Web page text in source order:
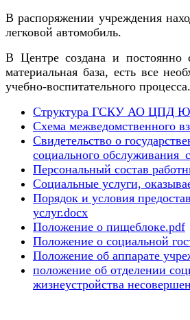
В распоряжении учреждения
легковой автомобиль.
В Центре создана и постоянно
материальная база, есть все
учебно-воспитательного процесса.
Структура ГСКУ АО ЦПД
Схема межведомственного
Свидетельство о
социального
Персональный состав
Социальные услуги,
Порядок и условия
услуг.docx
Положение о пищеблоке.pdf
Положение о социальной
Положение об аппарате
положение об отделении
жизнеустройства